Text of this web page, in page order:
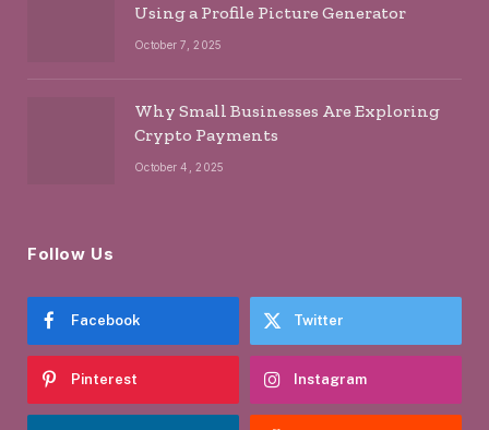
Using a Profile Picture Generator
October 7, 2025
Why Small Businesses Are Exploring
Crypto Payments
October 4, 2025
Follow Us
Facebook Twitter
Pinterest Instagram